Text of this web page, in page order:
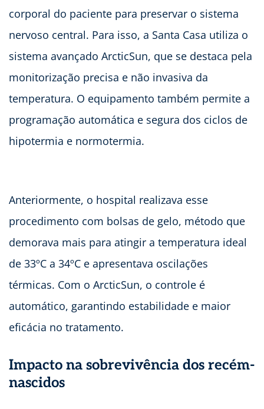
corporal do paciente para preservar o sistema
nervoso central. Para isso, a Santa Casa utiliza o
sistema avançado ArcticSun, que se destaca pela
monitorização precisa e não invasiva da
temperatura. O equipamento também permite a
programação automática e segura dos ciclos de
hipotermia e normotermia.
Anteriormente, o hospital realizava esse
procedimento com bolsas de gelo, método que
demorava mais para atingir a temperatura ideal
de 33ºC a 34ºC e apresentava oscilações
térmicas. Com o ArcticSun, o controle é
automático, garantindo estabilidade e maior
eficácia no tratamento.
Impacto na sobrevivência dos recém-
nascidos